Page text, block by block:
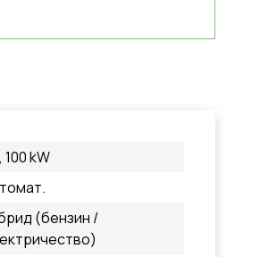
100 kW
(бензин /